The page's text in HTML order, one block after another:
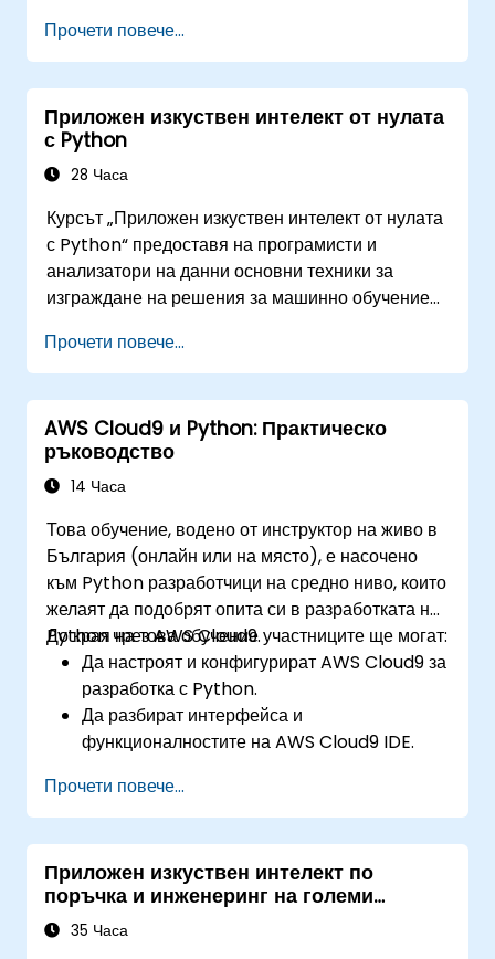
Прочети повече...
Приложен изкуствен интелект от нулата
с Python
28 Часа
Курсът „Приложен изкуствен интелект от нулата
с Python“ предоставя на програмисти и
анализатори на данни основни техники за
изграждане на решения за машинно обучение
Обхваща ключови принципи на контролираното
обучение (класификация и регресия),
неконтролираното обучение (клъстеризация и
откриване на аномалии) и усъвършенствани
архитектури на невронни мрежи. Разглежда
утвърдени методи за работа с инструменти като
notebooks за практическа разработка на
изкуствен интелект. Помага на специалистите
да внедряват практични модели за машинно
обучение, да оценяват ограниченията на
алгоритмите и да завършват приложни проекти
за решаване на реални проблеми.
Прочети повече...
AWS Cloud9 и Python: Практическо
ръководство
14 Часа
Това обучение, водено от инструктор на живо в
България (онлайн или на място), е насочено
към Python разработчици на средно ниво, които
желаят да подобрят опита си в разработката на
Python чрез AWS Cloud9.
До края на това обучение участниците ще могат:
Да настроят и конфигурират AWS Cloud9 за
разработка с Python.
Да разбират интерфейса и
функционалностите на AWS Cloud9 IDE.
приложения в AWS Cloud9.
Да си сътрудничат с други разработчици
чрез платформата AWS Cloud9.
Да интегрират AWS Cloud9 с други AWS
услуги за усъвършенствани внедрявания.
Прочети повече...
Приложен изкуствен интелект по
поръчка и инженеринг на големи
езикови модели с Python
35 Часа